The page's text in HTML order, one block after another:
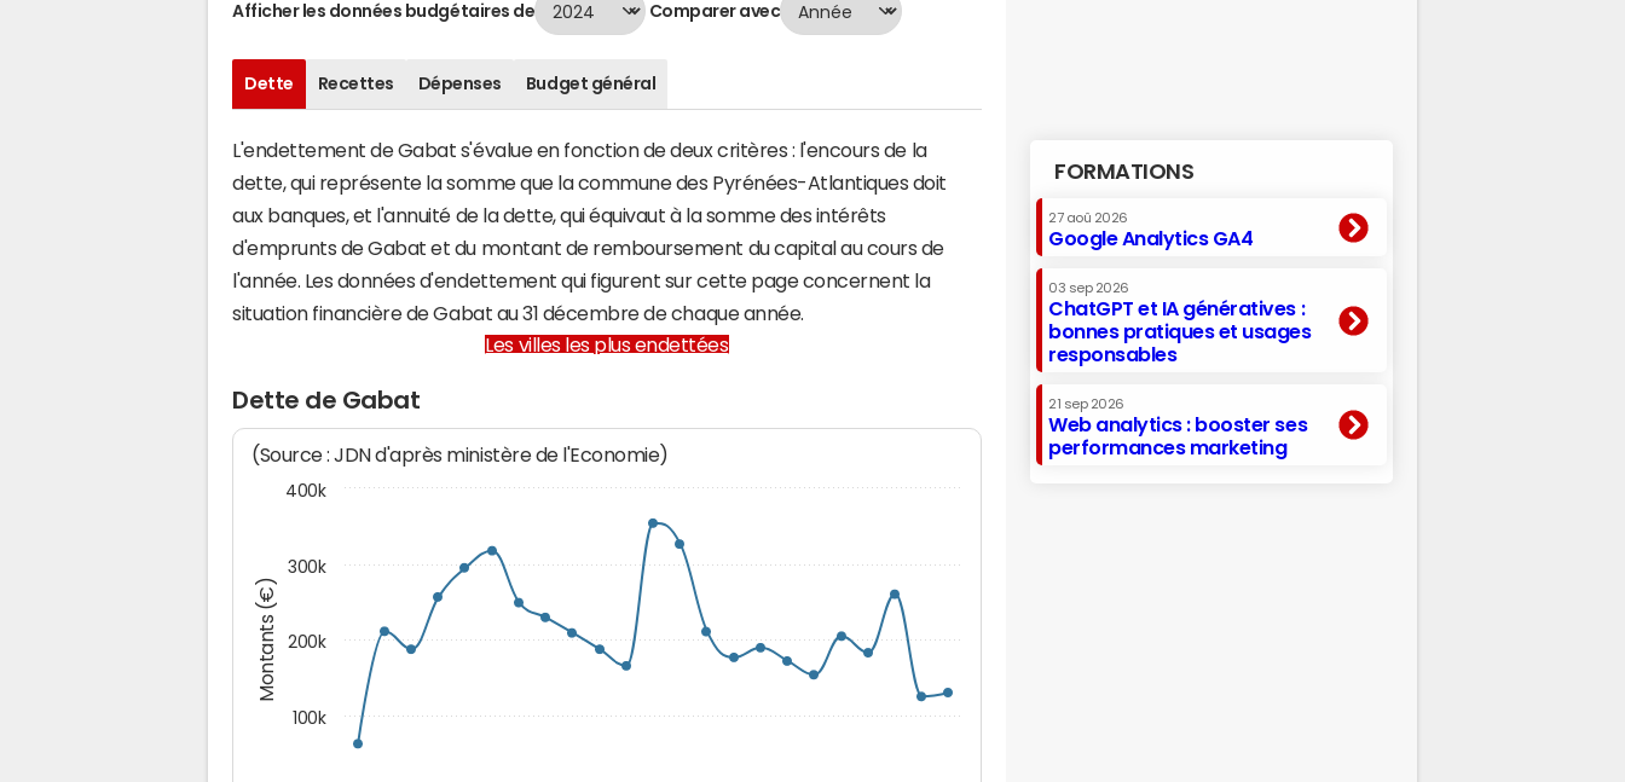
Afficher les données budgétaires de Comparer avec
Dette Recettes Dépenses Budget général
L'endettement de Gabat s'évalue en fonction de deux critères : l'encours de la
dette, qui représente la somme que la commune des Pyrénées-Atlantiques doit
aux banques, et l'annuité de la dette, qui équivaut à la somme des intérêts
d'emprunts de Gabat et du montant de remboursement du capital au cours de
l'année. Les données d'endettement qui figurent sur cette page concernent la
situation financière de Gabat au 31 décembre de chaque année.
Les villes les plus endettées
Dette de Gabat
Montants (€)
(Source : JDN d'après ministère de l'Economie)
100k
200k
300k
400k
FORMATIONS
27 aoû 2026
Google Analytics GA4
03 sep 2026
ChatGPT et IA génératives :
bonnes pratiques et usages
responsables
21 sep 2026
Web analytics : booster ses
performances marketing